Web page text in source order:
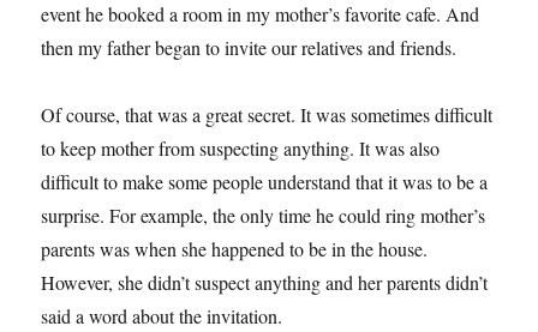
event he booked a room in my mother’s favorite cafe. And
then my father began to invite our relatives and friends.
Of course, that was a great secret. It was sometimes difficult
to keep mother from suspecting anything. It was also
difficult to make some people understand that it was to be a
surprise. For example, the only time he could ring mother’s
parents was when she happened to be in the house.
However, she didn’t suspect anything and her parents didn’t
said a word about the invitation.